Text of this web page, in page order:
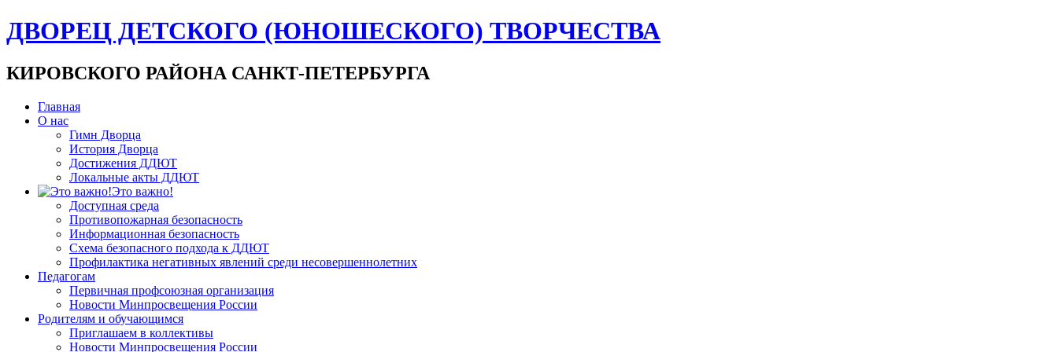
ДВОРЕЦ ДЕТСКОГО (ЮНОШЕСКОГО) ТВОРЧЕСТВА
КИРОВСКОГО РАЙОНА САНКТ-ПЕТЕРБУРГА
Главная
О нас
Гимн Дворца
История Дворца
Достижения ДДЮТ
Локальные акты ДДЮТ
Это важно!
Доступная среда
Противопожарная безопасность
Информационная безопасность
Схема безопасного подхода к ДДЮТ
Профилактика негативных явлений среди несовершеннолетних
Педагогам
Первичная профсоюзная организация
Новости Минпросвещения России
Родителям и обучающимся
Приглашаем в коллективы
Новости Минпросвещения России